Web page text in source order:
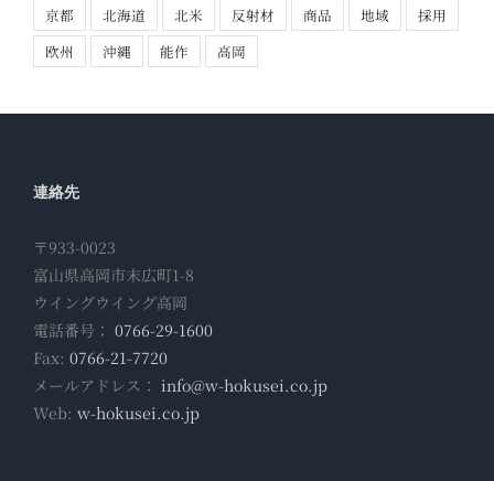
京都 北海道 北米 反射材 商品 地域
採用
欧州
沖縄 能作 高岡
連絡先
〒933-0023
富山県高岡市末広町1-8
ウイングウイング高岡
電話番号： 0766-29-1600
Fax: 0766-21-7720
メールアドレス： info@w-hokusei.co.jp
Web: w-hokusei.co.jp